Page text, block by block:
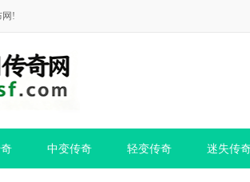
网!
中变传奇 轻变传奇 迷失传